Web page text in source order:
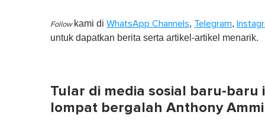
Follow kami di WhatsApp Channels, Telegram,
untuk dapatkan berita serta artikel-artikel menarik.
Tular di media sosial baru-
lompat bergalah Anthony